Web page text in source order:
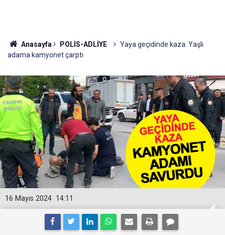
Anasayfa POLİS-ADLİYE
Yaya geçidinde kaza: Yaşlı
adama kamyonet çarptı
14:11
16 Mayıs 2024